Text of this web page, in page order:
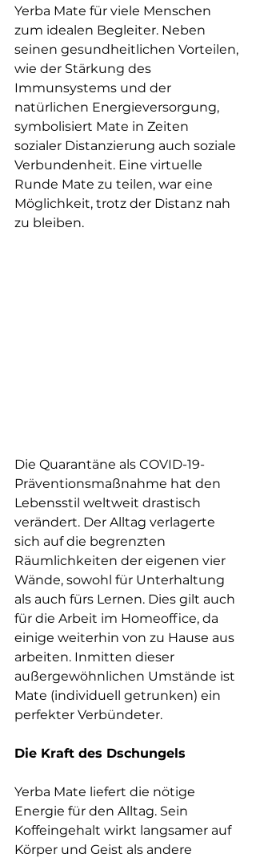
Yerba Mate für viele Menschen
zum idealen Begleiter. Neben
seinen gesundheitlichen Vorteilen,
wie der Stärkung des
Immunsystems und der
natürlichen Energieversorgung,
symbolisiert Mate in Zeiten
sozialer Distanzierung auch soziale
Verbundenheit. Eine virtuelle
Runde Mate zu teilen, war eine
Möglichkeit, trotz der Distanz nah
zu bleiben.
Die Quarantäne als COVID-19-
Präventionsmaßnahme hat den
Lebensstil weltweit drastisch
verändert. Der Alltag verlagerte
sich auf die begrenzten
Räumlichkeiten der eigenen vier
Wände, sowohl für Unterhaltung
als auch fürs Lernen. Dies gilt auch
für die Arbeit im Homeoffice, da
einige weiterhin von zu Hause aus
arbeiten. Inmitten dieser
außergewöhnlichen Umstände ist
Mate (individuell getrunken) ein
perfekter Verbündeter.
Die Kraft des Dschungels
Yerba Mate liefert die nötige
Energie für den Alltag. Sein
Koffeingehalt wirkt langsamer auf
Körper und Geist als andere